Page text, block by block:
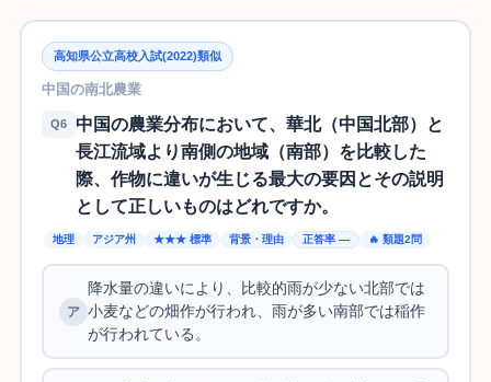
高知県公立高校入試(2022)類似
中国の南北農業
Q6
中国の農業分布において、華北（中国北部）と
長江流域より南側の地域（南部）を比較した
際、作物に違いが生じる最大の要因とその説明
として正しいものはどれですか。
地理 アジア州 ★★★ 標準 背景・理由 正答率 — 🔥 類題2問
降水量の違いにより、比較的雨が少ない北部では
小麦などの畑作が行われ、雨が多い南部では稲作
が行われている。